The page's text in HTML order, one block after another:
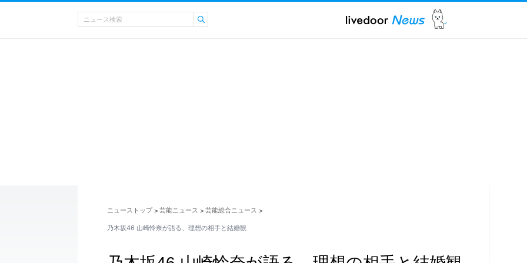
ニューストップ > 芸能ニュース > 芸能総合ニュース >
乃木坂46 山崎怜奈が語る、理想の相手と結婚観